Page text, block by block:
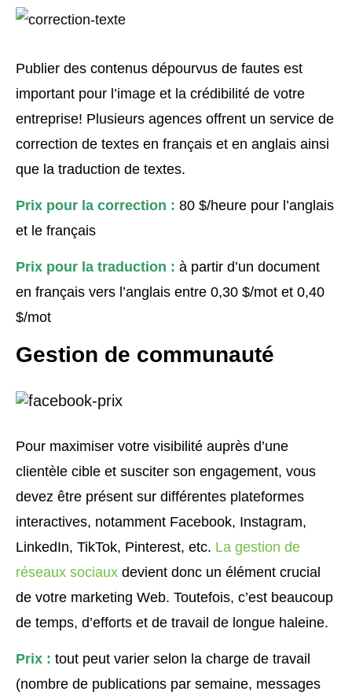
Publier des contenus dépourvus de fautes est
important pour l’image et la crédibilité de votre
entreprise! Plusieurs agences offrent un service de
correction de textes en français et en anglais ainsi
que la traduction de textes.
Prix pour la correction : 80 $/heure pour l’anglais
et le français
Prix pour la traduction : à partir d’un document
en français vers l’anglais entre 0,30 $/mot et 0,40
$/mot
Gestion de communauté
Pour maximiser votre visibilité auprès d’une
clientèle cible et susciter son engagement, vous
devez être présent sur différentes plateformes
interactives, notamment Facebook, Instagram,
LinkedIn, TikTok, Pinterest, etc. La gestion de
réseaux sociaux devient donc un élément crucial
de votre marketing Web. Toutefois, c’est beaucoup
de temps, d’efforts et de travail de longue haleine.
Prix : tout peut varier selon la charge de travail
(nombre de publications par semaine, messages